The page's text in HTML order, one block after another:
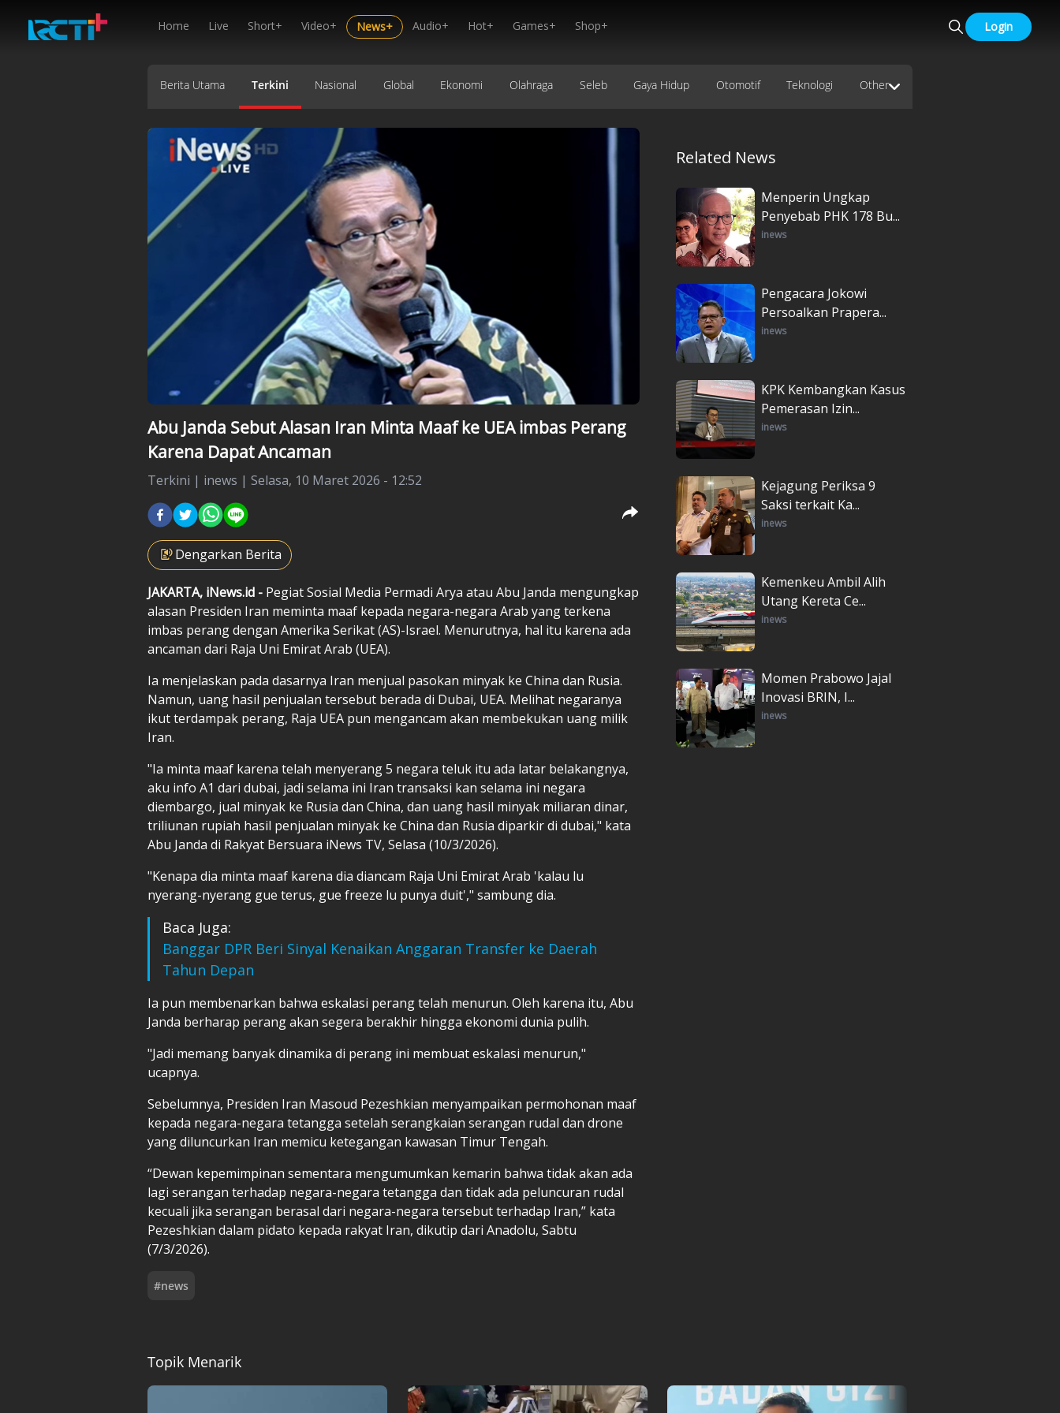
Home Live Short+ Video+ News+ Audio+ Hot+ Games+ Shop+ Login
Berita Utama Terkini Nasional Global Ekonomi Olahraga Seleb Gaya Hidup Otomotif Teknologi Other
Abu Janda Sebut Alasan Iran Minta Maaf ke UEA imbas Perang
Karena Dapat Ancaman
Terkini | inews | Selasa, 10 Maret 2026 - 12:52
Dengarkan Berita
JAKARTA, iNews.id - Pegiat Sosial Media Permadi Arya atau Abu Janda mengungkap
alasan Presiden Iran meminta maaf kepada negara-negara Arab yang terkena
imbas perang dengan Amerika Serikat (AS)-Israel. Menurutnya, hal itu karena ada
ancaman dari Raja Uni Emirat Arab (UEA).
Ia menjelaskan pada dasarnya Iran menjual pasokan minyak ke China dan Rusia.
Namun, uang hasil penjualan tersebut berada di Dubai, UEA. Melihat negaranya
ikut terdampak perang, Raja UEA pun mengancam akan membekukan uang milik
Iran.
"Ia minta maaf karena telah menyerang 5 negara teluk itu ada latar belakangnya,
aku info A1 dari dubai, jadi selama ini Iran transaksi kan selama ini negara
diembargo, jual minyak ke Rusia dan China, dan uang hasil minyak miliaran dinar,
triliunan rupiah hasil penjualan minyak ke China dan Rusia diparkir di dubai," kata
Abu Janda di Rakyat Bersuara iNews TV, Selasa (10/3/2026).
"Kenapa dia minta maaf karena dia diancam Raja Uni Emirat Arab 'kalau lu
nyerang-nyerang gue terus, gue freeze lu punya duit'," sambung dia.
Baca Juga:
Banggar DPR Beri Sinyal Kenaikan Anggaran Transfer ke Daerah
Tahun Depan
Ia pun membenarkan bahwa eskalasi perang telah menurun. Oleh karena itu, Abu
Janda berharap perang akan segera berakhir hingga ekonomi dunia pulih.
"Jadi memang banyak dinamika di perang ini membuat eskalasi menurun,"
ucapnya.
Sebelumnya, Presiden Iran Masoud Pezeshkian menyampaikan permohonan maaf
kepada negara-negara tetangga setelah serangkaian serangan rudal dan drone
yang diluncurkan Iran memicu ketegangan kawasan Timur Tengah.
“Dewan kepemimpinan sementara mengumumkan kemarin bahwa tidak akan ada
lagi serangan terhadap negara-negara tetangga dan tidak ada peluncuran rudal
kecuali jika serangan berasal dari negara-negara tersebut terhadap Iran,” kata
Pezeshkian dalam pidato kepada rakyat Iran, dikutip dari Anadolu, Sabtu
(7/3/2026).
#news
Related News
Menperin Ungkap
Penyebab PHK 178 Bu...
inews
Pengacara Jokowi
Persoalkan Prapera...
inews
KPK Kembangkan Kasus
Pemerasan Izin...
inews
Kejagung Periksa 9
Saksi terkait Ka...
inews
Kemenkeu Ambil Alih
Utang Kereta Ce...
inews
Momen Prabowo Jajal
Inovasi BRIN, I...
inews
Topik Menarik